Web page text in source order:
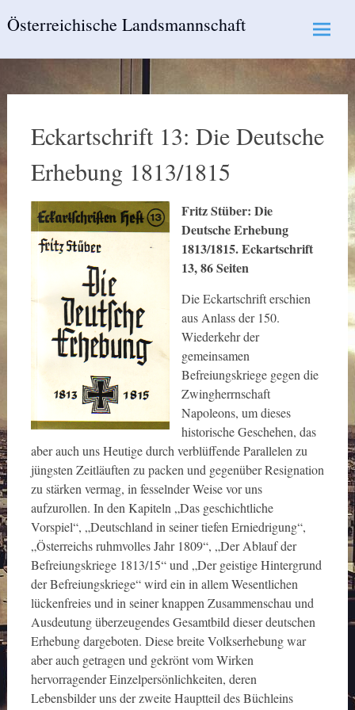
toÖsterreichische Landsmannschaft
Eckartschrift 13: Die Deutsche
Erhebung 1813/1815
Fritz Stüber: Die
Deutsche Erhebung
1813/1815. Eckartschrift
13, 86 Seiten
Die Eckartschrift erschien
aus Anlass der 150.
Wiederkehr der
gemeinsamen
Befreiungskriege gegen die
Zwingherrnschaft
Napoleons, um dieses
historische Geschehen, das
aber auch uns Heutige durch verblüffende Parallelen zu
jüngsten Zeitläuften zu packen und gegenüber Resignation
zu stärken vermag, in fesselnder Weise vor uns
aufzurollen. In den Kapiteln „Das geschichtliche
Vorspiel“, „Deutschland in seiner tiefen Erniedrigung“,
„Österreichs ruhmvolles Jahr 1809“, „Der Ablauf der
Befreiungskriege 1813/15“ und „Der geistige Hintergrund
der Befreiungskriege“ wird ein in allem Wesentlichen
lückenfreies und in seiner knappen Zusammenschau und
Ausdeutung überzeugendes Gesamtbild dieser deutschen
Erhebung dargeboten. Diese breite Volkserhebung war
aber auch getragen und gekrönt vom Wirken
hervorragender Einzelpersönlichkeiten, deren
Lebensbilder uns der zweite Hauptteil des Büchleins